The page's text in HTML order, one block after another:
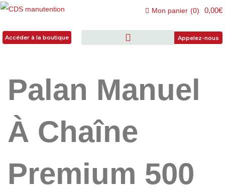
Accéder à la boutique
Mon panier (0) 0,00€
Appelez-nous
Palan Manuel
À Chaîne
Premium 500